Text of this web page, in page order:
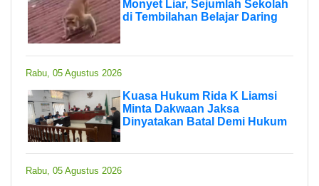
Monyet Liar, Sejumlah Sekolah
di Tembilahan Belajar Daring
Rabu, 05 Agustus 2026
Kuasa Hukum Rida K Liamsi
Minta Dakwaan Jaksa
Dinyatakan Batal Demi Hukum
Rabu, 05 Agustus 2026